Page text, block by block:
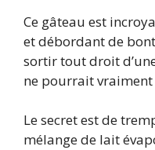
Ce gâteau est
et débordant de
sortir tout droit
ne pourrait
Le secret est de
mélange de lait